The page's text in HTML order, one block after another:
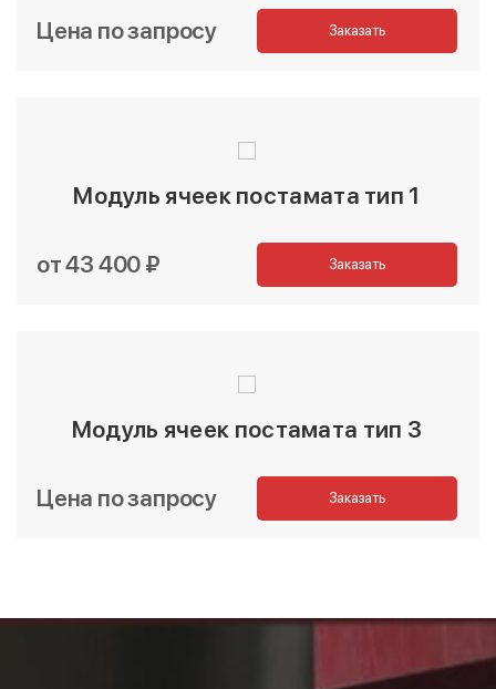
Цена по запросу Заказать
Модуль ячеек постамата тип 1
от 43 400 ₽ Заказать
Модуль ячеек постамата тип 3
Цена по запросу Заказать